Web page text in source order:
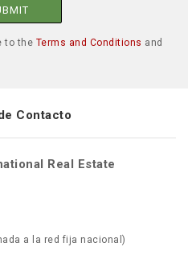
to the Terms and Conditions and
Contacto
Real Estate
a la red fija nacional)